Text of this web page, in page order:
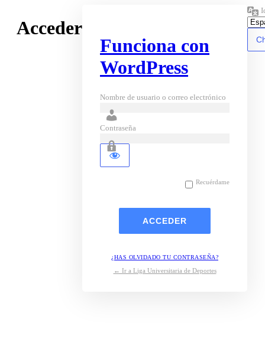
Acceder
Funciona con
WordPress
Nombre de usuario o correo electrónico
Contraseña
Recuérdame
¿HAS OLVIDADO TU CONTRASEÑA?
← Ir a Liga Universitaria de Deportes